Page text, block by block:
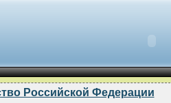
Российской Федерации